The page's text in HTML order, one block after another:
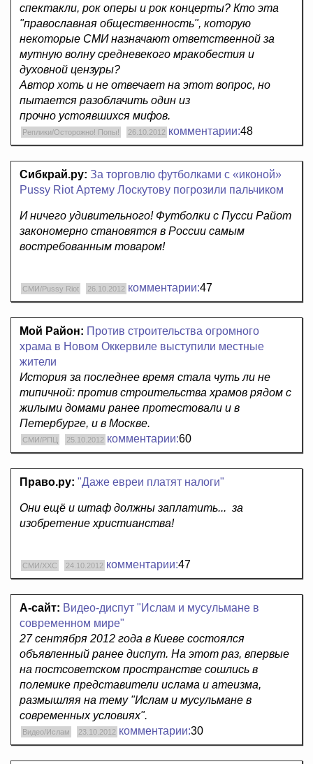
спектакли, рок оперы и рок концерты? Кто эта
"православная общественность", которую
некоторые СМИ назначают ответственной за
мутную волну средневекого мракобестия и
духовной цензуры?
Автор хоть и не отвечает на этот вопрос, но
пытается разоблачить один из
прочно устоявшихся мифов.
Реплики/Осторожно! Попы! 26.10.2012 комментарии:48
Сибкрай.ру: За торговлю футболками с «иконой»
Pussy Riot Артему Лоскутову погрозили пальчиком
И ничего удивительного! Футболки с Пусси Райот
закономерно становятся в России самым
востребованным товаром!
СМИ/Pussy Riot 26.10.2012 комментарии:47
Мой Район: Против строительства огромного
храма в Новом Оккервиле выступили местные
жители
История за последнее время стала чуть ли не
типичной: против строительства храмов рядом с
жилыми домами ранее протестовали и в
Петербурге, и в Москве.
СМИ/РПЦ 25.10.2012 комментарии:60
Право.ру: "Даже евреи платят налоги"
Они ещё и штаф должны заплатить... за
изобретение христианства!
СМИ/ХХС 24.10.2012 комментарии:47
А-сайт: Видео-диспут "Ислам и мусульмане в
современном мире"
27 сентября 2012 года в Киеве состоялся
объявленный ранее диспут. На этот раз, впервые
на постсоветском пространстве сошлись в
полемике представители ислама и атеизма,
размышляя на тему "Ислам и мусульмане в
современных условиях".
Видео/Ислам 23.10.2012 комментарии:30